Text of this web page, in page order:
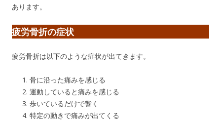
あります。
疲労骨折の症状
疲労骨折は以下のような症状が出てきます。
骨に沿った痛みを感じる
運動していると痛みを感じる
歩いているだけで響く
特定の動きで痛みが出てくる